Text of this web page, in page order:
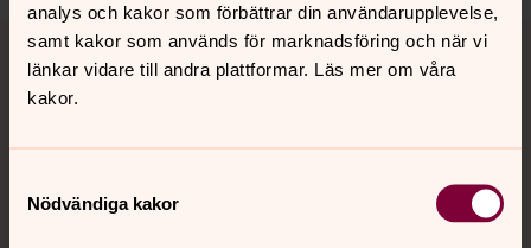
analys och kakor som förbättrar din användarupplevelse,
samt kakor som används för marknadsföring och när vi
länkar vidare till andra plattformar. Läs mer om våra
kakor.
Nödvändiga kakor
Tillbaka till toppen
Tillbaka till innehållet
Kontakt